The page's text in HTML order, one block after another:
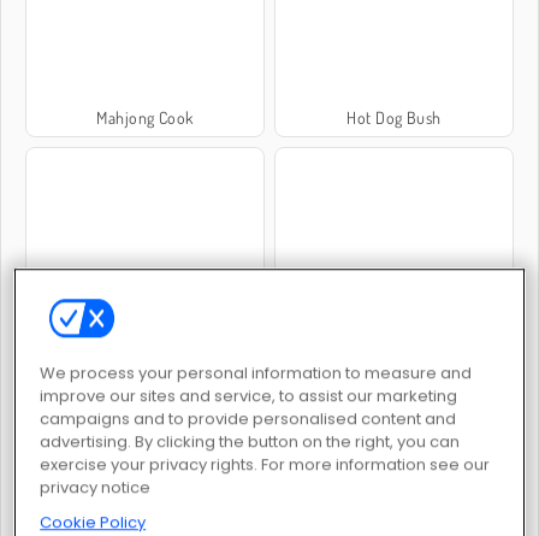
Mahjong Cook Hot Dog Bush
Penguin Diner 2
Burger Restaurant Express
We process your personal information to measure and
improve our sites and service, to assist our marketing
campaigns and to provide personalised content and
advertising. By clicking the button on the right, you can
exercise your privacy rights. For more information see our
privacy notice
Cookie Policy